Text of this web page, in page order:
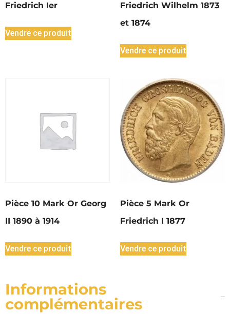
Friedrich Ier
Vendre ce produit
Friedrich Wilhelm 1873
et 1874
Vendre ce produit
Pièce 10 Mark Or Georg
II 1890 à 1914
Vendre ce produit
Pièce 5 Mark Or
Friedrich I 1877
Vendre ce produit
Informations
complémentaires